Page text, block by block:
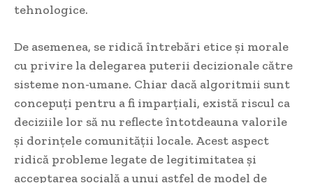
tehnologice.
De asemenea, se ridică întrebări etice și morale
cu privire la delegarea puterii decizionale către
sisteme non-umane. Chiar dacă algoritmii sunt
concepuți pentru a fi imparțiali, există riscul ca
deciziile lor să nu reflecte întotdeauna valorile
și dorințele comunității locale. Acest aspect
ridică probleme legate de legitimitatea și
acceptarea socială a unui astfel de model de